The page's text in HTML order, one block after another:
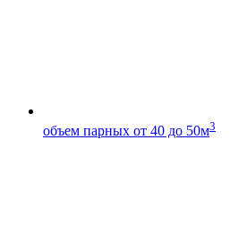
объем парных от 40 до 50м3